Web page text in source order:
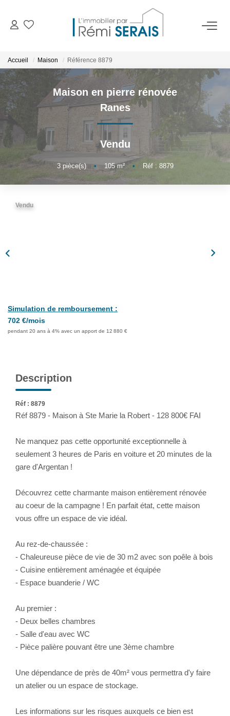
LOUER
VENDRE
BIENS VENDUS
ADMINISTRATION DE BIENS
Accueil Maison Référence 8879
Maison en pierre rénovée
Ranes
Vendu
3pièce(s) • 105m² • Réf : 8879
Vendu
Simulation de remboursement :
702 €/mois
pendant 20 ans à 4% avec un apport de 12 880 €
Description
Réf : 8879
Réf 8879 - Maison à Ste Marie la Robert - 128 800€ FAI
Ne manquez pas cette opportunité exceptionnelle à
seulement 3 heures de Paris en voiture et 20 minutes de la
gare d'Argentan !
Découvrez cette charmante maison entièrement rénovée
au coeur de la campagne ! En parfait état, cette maison
vous offre un espace de vie idéal.
Au rez-de-chaussée :
- Chaleureuse pièce de vie de 30 m2 avec son poêle à bois
- Cuisine entièrement aménagée et équipée
- Espace buanderie / WC
Au premier :
- Deux belles chambres
- Salle d'eau avec WC
- Pièce palière pouvant être une 3ème chambre
Une dépendance de près de 40m² vous permettra d'y faire
un atelier ou un espace de stockage.
Les informations sur les risques auxquels ce bien est